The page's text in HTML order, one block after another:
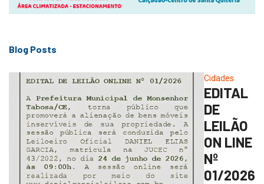
Blog Posts
Cidades
EDITAL
DE
LEILÃO
ON LINE
Nº
01/2026